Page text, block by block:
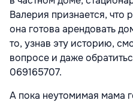
Валерия признается, что
она готова арендовать
то, узнав эту историю,
вопросе и даже
069165707.
А пока неутомимая мама